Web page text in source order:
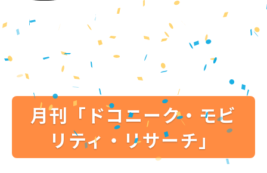
月刊「ドコニーク・モビ
リティ・リサーチ」